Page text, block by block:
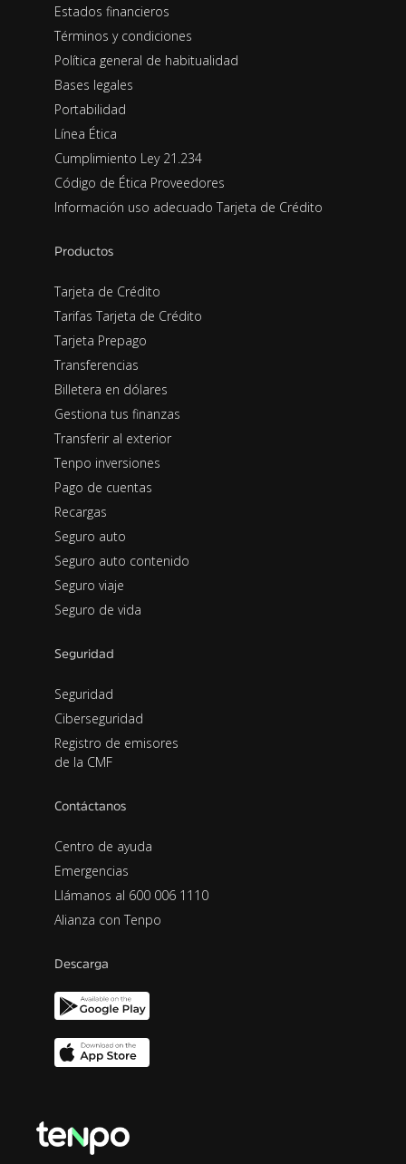
Estados financieros
Términos y condiciones
Política general de habitualidad
Bases legales
Portabilidad
Línea Ética
Cumplimiento Ley 21.234
Código de Ética Proveedores
Información uso adecuado Tarjeta de Crédito
Productos
Tarjeta de Crédito
Tarifas Tarjeta de Crédito
Tarjeta Prepago
Transferencias
Billetera en dólares
Gestiona tus finanzas
Transferir al exterior
Tenpo inversiones
Pago de cuentas
Recargas
Seguro auto
Seguro auto contenido
Seguro viaje
Seguro de vida
Seguridad
Seguridad
Ciberseguridad
Registro de emisores
de la CMF
Contáctanos
Centro de ayuda
Emergencias
Llámanos al 600 006 1110
Alianza con Tenpo
Descarga